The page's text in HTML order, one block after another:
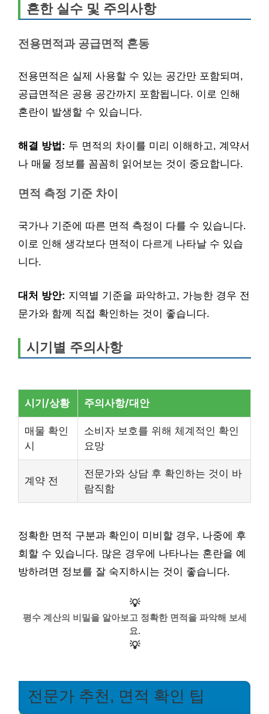
흔한 실수 및 주의사항
전용면적과 공급면적 혼동
전용면적은 실제 사용할 수 있는 공간만 포함되며,
공급면적은 공용 공간까지 포함됩니다. 이로 인해
혼란이 발생할 수 있습니다.
해결 방법: 두 면적의 차이를 미리 이해하고, 계약서
나 매물 정보를 꼼꼼히 읽어보는 것이 중요합니다.
면적 측정 기준 차이
국가나 기준에 따른 면적 측정이 다를 수 있습니다.
이로 인해 생각보다 면적이 다르게 나타날 수 있습
니다.
대처 방안: 지역별 기준을 파악하고, 가능한 경우 전
문가와 함께 직접 확인하는 것이 좋습니다.
시기별 주의사항
시기/상황 주의사항/대안
매물 확인
시
소비자 보호를 위해 체계적인 확인
요망
계약 전
전문가와 상담 후 확인하는 것이 바
람직함
정확한 면적 구분과 확인이 미비할 경우, 나중에 후
회할 수 있습니다. 많은 경우에 나타나는 혼란을 예
방하려면 정보를 잘 숙지하시는 것이 좋습니다.
💡
평수 계산의 비밀을 알아보고 정확한 면적을 파악해 보세
요.
💡
전문가 추천, 면적 확인 팁